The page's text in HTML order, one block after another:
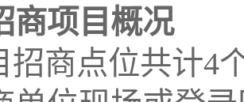
商项目概况
招商点位共计4